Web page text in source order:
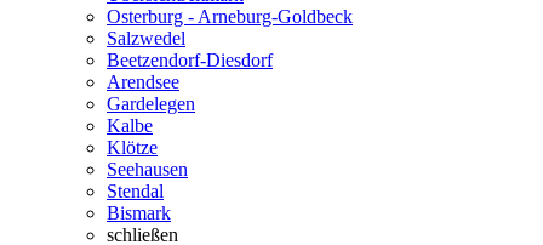
Osterburg - Arneburg-Goldbeck
Salzwedel
Beetzendorf-Diesdorf
Arendsee
Gardelegen
Kalbe
Klötze
Seehausen
Stendal
Bismark
schließen